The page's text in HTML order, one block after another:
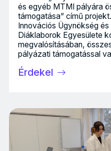
és egyéb MTMI pályára
támogatása” című
Innovációs Ügynökség
Diáklaborok Egyesülete
megvalósításában,
pályázati támogatással
Érdekel